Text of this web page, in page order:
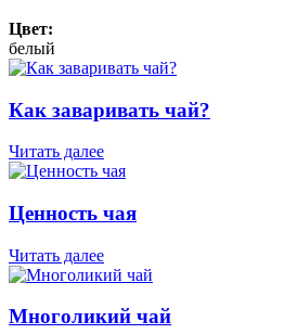
Цвет:
белый
Как заваривать чай?
Читать далее
Ценность чая
Читать далее
Многоликий чай